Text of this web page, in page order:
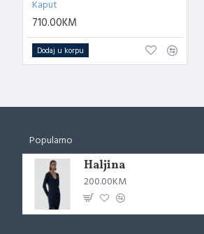
Kaput
710.00KM
Dodaj u korpu
Popularno
Haljina
200.00KM